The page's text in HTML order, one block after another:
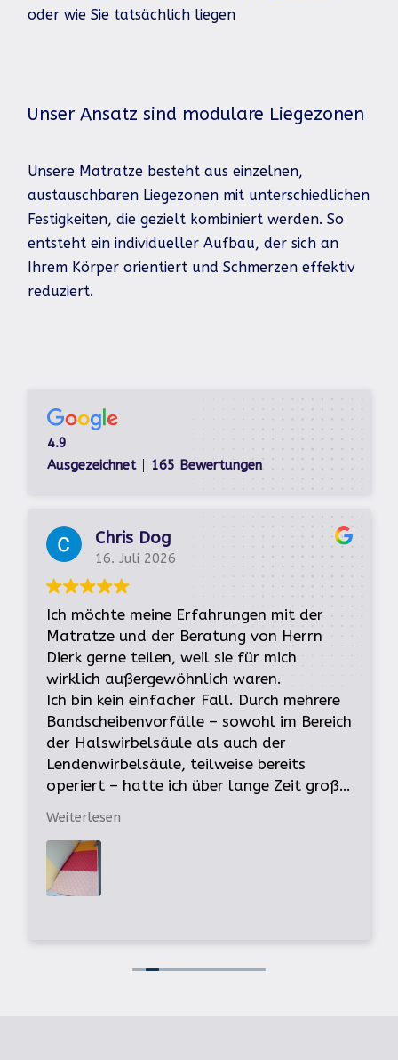
oder wie Sie tatsächlich liegen
Unser Ansatz sind modulare Liegezonen
Unsere Matratze besteht aus einzelnen,
austauschbaren Liegezonen mit unterschiedlichen
Festigkeiten, die gezielt kombiniert werden. So
entsteht ein individueller Aufbau, der sich an
Ihrem Körper orientiert und Schmerzen effektiv
reduziert.
4.9
Ausgezeichnet
165 Bewertungen
Chris Dog
16. Juli 2026
Ich möchte meine Erfahrungen mit der
Matratze und der Beratung von Herrn
Dierk gerne teilen, weil sie für mich
wirklich außergewöhnlich waren.
Ich bin kein einfacher Fall. Durch mehrere
Bandscheibenvorfälle – sowohl im Bereich
der Halswirbelsäule als auch der
Lendenwirbelsäule, teilweise bereits
operiert – hatte ich über lange Zeit große
mich ständig hin und her gewälzt und
morgens war ich alles andere als erholt.
Bevor ich mich für diese Matratze
Weiterlesen